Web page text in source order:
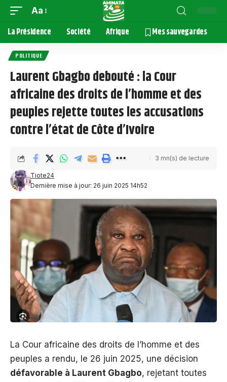
Aa
La Présidence Société Afrique Mes sauvegardes
POLITIQUE
Laurent Gbagbo debouté : la Cour
africaine des droits de l’homme et des
peuples rejette toutes les accusations
contre l’état de Côte d’Ivoire
Dernière mise à jour: 26 juin 2025 14h52
Tiote24
3 mn(s) de lecture
La Cour africaine des droits de l’homme et des
peuples a rendu, le 26 juin 2025, une décision
défavorable à Laurent Gbagbo, rejetant toutes